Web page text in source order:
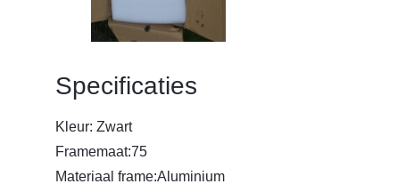
Specificaties
Kleur: Zwart
Framemaat:75
Materiaal frame:Aluminium